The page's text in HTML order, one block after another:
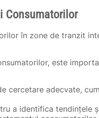
Consumatorilor
în zone de tranzit
este
cercetare adecvate,
a identifica tendințele